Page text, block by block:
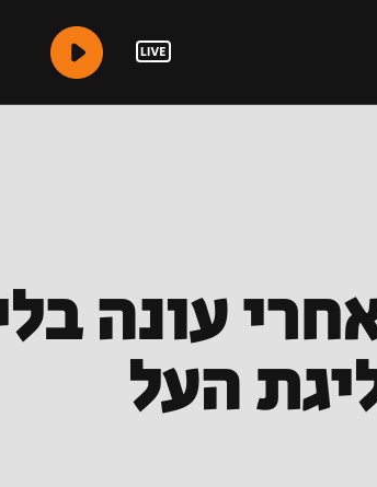
עונה
העל